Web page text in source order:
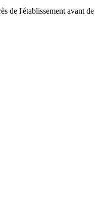
de l'établissement avant de